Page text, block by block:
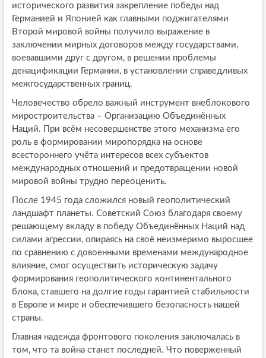
исторического развития закрепление победы над
Германией и Японией как главными поджигателями
Второй мировой войны получило выражение в
заключении мирных договоров между государствами,
воевавшими друг с другом, в решении проблемы
денацификации Германии, в установлении справедливых
межгосударственных границ.
Человечество обрело важный инструмент внеблокового
миростроительства – Организацию Объединённых
Наций. При всём несовершенстве этого механизма его
роль в формировании миропорядка на основе
всестороннего учёта интересов всех субъектов
международных отношений и предотвращении новой
мировой войны трудно переоценить.
После 1945 года сложился новый геополитический
ландшафт планеты. Советский Союз благодаря своему
решающему вкладу в победу Объединённых Наций над
силами агрессии, опираясь на своё неизмеримо выросшее
по сравнению с довоенными временами международное
влияние, смог осуществить историческую задачу
формирования геополитического континентального
блока, ставшего на долгие годы гарантией стабильности
в Европе и мире и обеспечившего безопасность нашей
страны.
Главная надежда фронтового поколения заключалась в
том, что та война станет последней. Что поверженный